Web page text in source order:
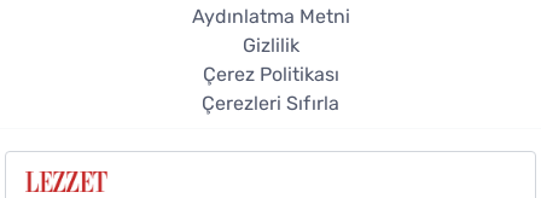
Aydınlatma Metni
Gizlilik
Çerez Politikası
Çerezleri Sıfırla